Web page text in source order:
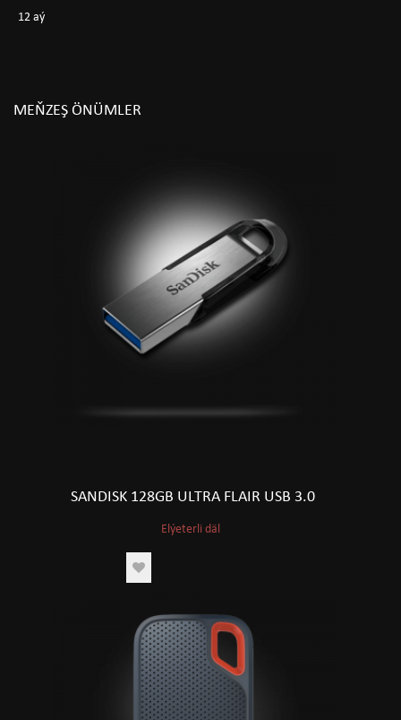
12 aý
MEŇZEŞ ÖNÜMLER
SANDISK 128GB ULTRA FLAIR USB 3.0
Elýeterli däl